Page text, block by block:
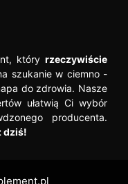
który rzeczywiście
szukanie w ciemno -
do zdrowia. Nasze
ułatwią Ci wybór
producenta.
dziś!